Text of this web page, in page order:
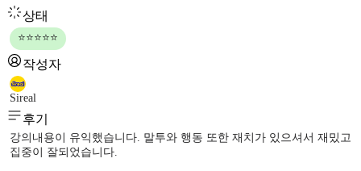
상태
⭐⭐⭐⭐⭐
작성자
Sireal
후기
강의내용이 유익했습니다. 말투와 행동 또한 재치가 있으셔서 재밌고
집중이 잘되었습니다.